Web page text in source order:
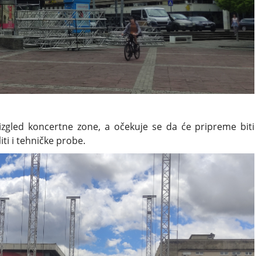
koncertne zone, a očekuje se da će pripreme biti
i tehničke probe.